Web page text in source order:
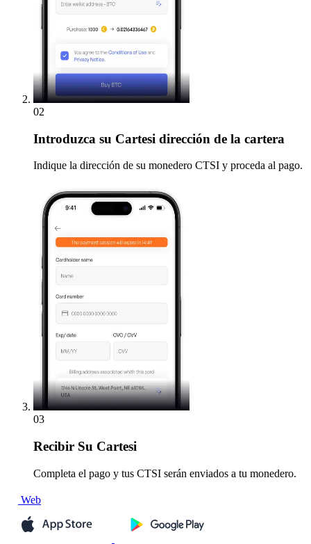
02
Introduzca su Cartesi dirección de la cartera
Indique la dirección de su monedero CTSI y proceda al pago.
03
Recibir Su Cartesi
Completa el pago y tus CTSI serán enviados a tu monedero.
Web